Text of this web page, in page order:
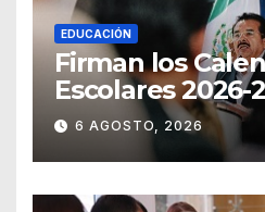
EDUCACIÓN
Firman los
Escolares 2026-
Guanajuato
6 AGOSTO, 2026